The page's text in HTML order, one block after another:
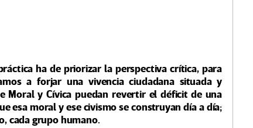
ha de priorizar la perspectiva crítica, para
a forjar una vivencia ciudadana situada y
Moral y Cívica puedan revertir el déficit de una
esa moral y ese civismo se construyan día a día;
cada grupo humano.